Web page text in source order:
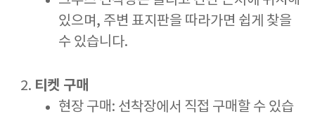
있으며, 주변 표지판을 따라가면 쉽게 찾을
수 있습니다.
티켓 구매
현장 구매: 선착장에서 직접 구매할 수 있습